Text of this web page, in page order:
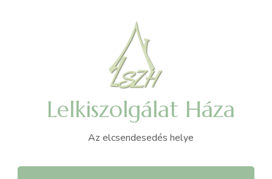
Lelkiszolgálat Háza
Az elcsendesedés helye